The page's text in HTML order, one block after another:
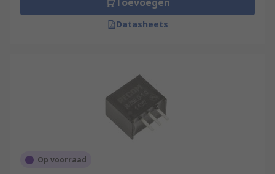
Datasheets
Op voorraad